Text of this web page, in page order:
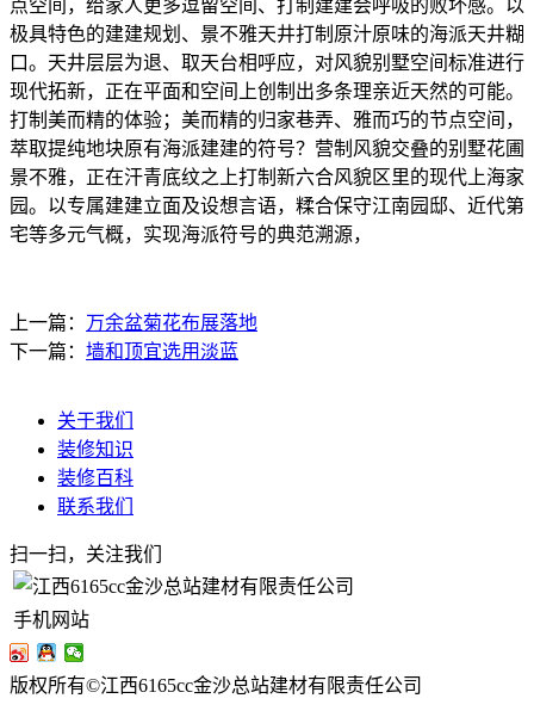
点空间，给家人更多逗留空间、打制建建会呼吸的败坏感。以
极具特色的建建规划、景不雅天井打制原汁原味的海派天井糊
口。天井层层为退、取天台相呼应，对风貌别墅空间标准进行
现代拓新，正在平面和空间上创制出多条理亲近天然的可能。
打制美而精的体验；美而精的归家巷弄、雅而巧的节点空间，
萃取提纯地块原有海派建建的符号？营制风貌交叠的别墅花圃
景不雅，正在汗青底纹之上打制新六合风貌区里的现代上海家
园。以专属建建立面及设想言语，糅合保守江南园邸、近代第
宅等多元气概，实现海派符号的典范溯源，
上一篇： 万余盆菊花布展落地
下一篇： 墙和顶宜选用淡蓝
关于我们
装修知识
装修百科
联系我们
扫一扫，关注我们
手机网站
版权所有©江西6165cc金沙总站建材有限责任公司